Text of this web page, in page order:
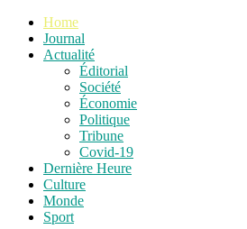
Home
Journal
Actualité
Éditorial
Société
Économie
Politique
Tribune
Covid-19
Dernière Heure
Culture
Monde
Sport